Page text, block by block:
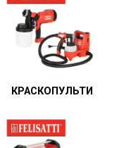
КРАСКОПУЛЬТИ